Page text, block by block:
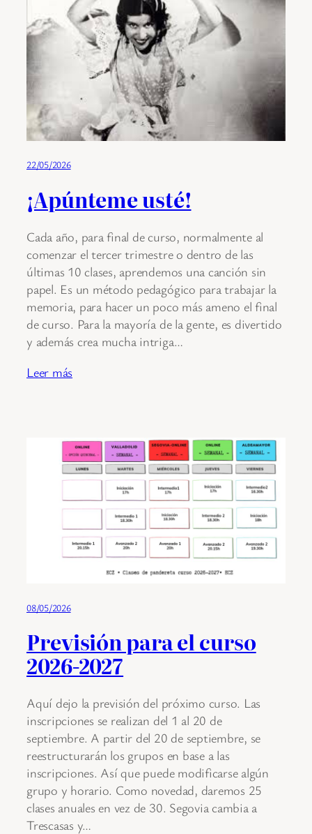
22/05/2026
¡Apúnteme usté!
Cada año, para final de curso, normalmente al
comenzar el tercer trimestre o dentro de las
últimas 10 clases, aprendemos una canción sin
papel. Es un método pedagógico para trabajar la
memoria, para hacer un poco más ameno el final
de curso. Para la mayoría de la gente, es divertido
y además crea mucha intriga…
Leer más
08/05/2026
Previsión para el curso
2026-2027
Aquí dejo la previsión del próximo curso. Las
inscripciones se realizan del 1 al 20 de
septiembre. A partir del 20 de septiembre, se
reestructurarán los grupos en base a las
inscripciones. Así que puede modificarse algún
grupo y horario. Como novedad, daremos 25
clases anuales en vez de 30. Segovia cambia a
Trescasas y…